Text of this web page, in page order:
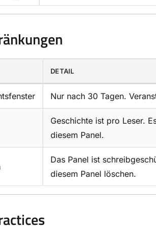
DETAIL
Nur nach 30 Tagen.
Geschichte ist pro Leser.
diesem Panel.
Das Panel ist
diesem Panel löschen.